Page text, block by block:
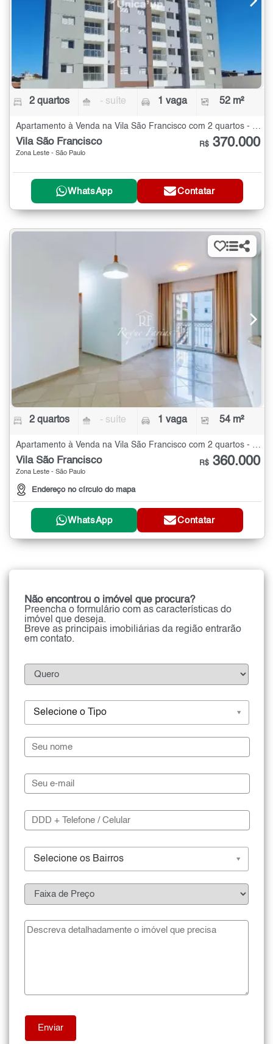
2 quartos - suíte 1 vaga 52 m²
Apartamento à Venda na Vila São Francisco com 2 quartos - 52 m²
Vila São Francisco
Zona Leste - São Paulo
R$ 370.000
WhatsApp Contatar
2 quartos - suíte 1 vaga 54 m²
Apartamento à Venda na Vila São Francisco com 2 quartos - 54 m²
Vila São Francisco
Zona Leste - São Paulo
Endereço no círculo do mapa
R$ 360.000
WhatsApp Contatar
Não encontrou o imóvel que procura?
Preencha o formulário com as características do
imóvel que deseja.
Breve as principais imobiliárias da região entrarão
em contato.
Selecione o Tipo
Selecione os Bairros